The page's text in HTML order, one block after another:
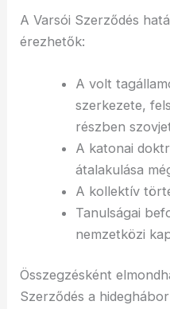
A Varsói Szerződés
érezhetők:
A volt
szerkezete,
részben
A katonai
átalakulása
A kollektív
Tanulságai
nemzetközi
Összegzésként
Szerződés a